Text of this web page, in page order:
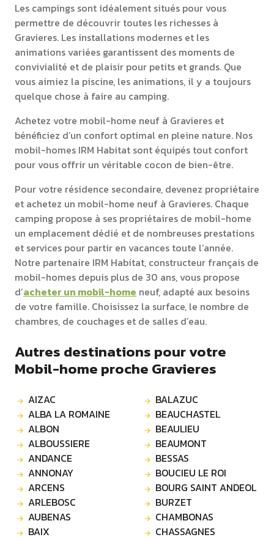
Les campings sont idéalement situés pour vous
permettre de découvrir toutes les richesses à
Gravieres. Les installations modernes et les
animations variées garantissent des moments de
convivialité et de plaisir pour petits et grands. Que
vous aimiez la piscine, les animations, il y a toujours
quelque chose à faire au camping.
Achetez votre mobil-home neuf à Gravieres et
bénéficiez d’un confort optimal en pleine nature. Nos
mobil-homes IRM Habitat sont équipés tout confort
pour vous offrir un véritable cocon de bien-être.
Pour votre résidence secondaire, devenez propriétaire
et achetez un mobil-home neuf à Gravieres. Chaque
camping propose à ses propriétaires de mobil-home
un emplacement dédié et de nombreuses prestations
et services pour partir en vacances toute l’année.
Notre partenaire IRM Habitat, constructeur français de
mobil-homes depuis plus de 30 ans, vous propose
d’acheter un mobil-home neuf, adapté aux besoins
de votre famille. Choisissez la surface, le nombre de
chambres, de couchages et de salles d’eau.
Autres destinations pour votre
Mobil-home proche Gravieres
AIZAC
ALBA LA ROMAINE
ALBON
ALBOUSSIERE
ANDANCE
ANNONAY
ARCENS
ARLEBOSC
AUBENAS
BAIX
BALAZUC
BEAUCHASTEL
BEAULIEU
BEAUMONT
BESSAS
BOUCIEU LE ROI
BOURG SAINT ANDEOL
BURZET
CHAMBONAS
CHASSAGNES